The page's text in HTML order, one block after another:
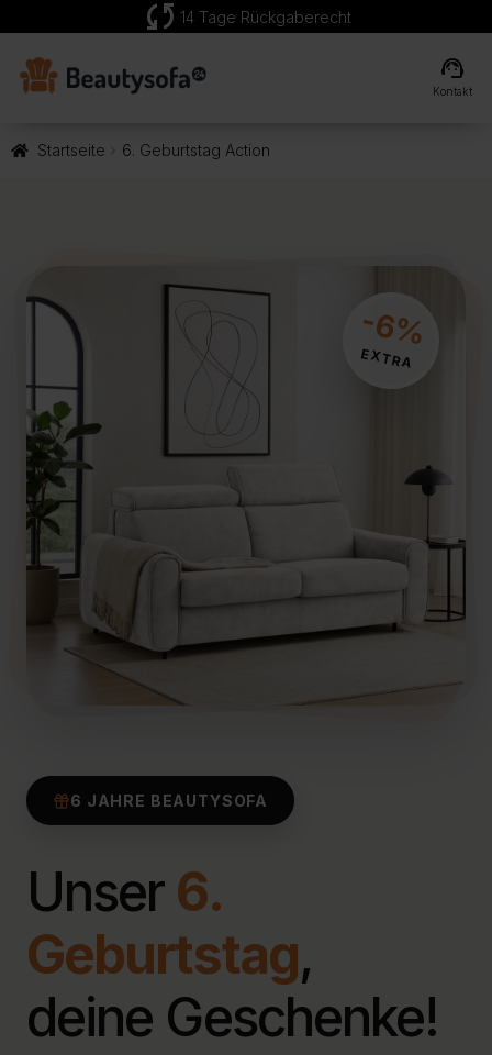
sync 14 Tage Rückgaberecht
support_agent
Kontakt
Startseite 6. Geburtstag Action
6 JAHRE BEAUTYSOFA
Unser 6.
Geburtstag,
deine Geschenke!
-6%
EXTRA